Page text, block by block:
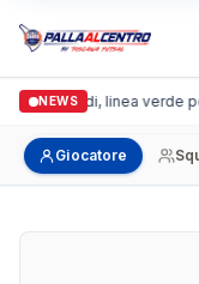
NEWS
Casalguidi, linea verde
Giocatore